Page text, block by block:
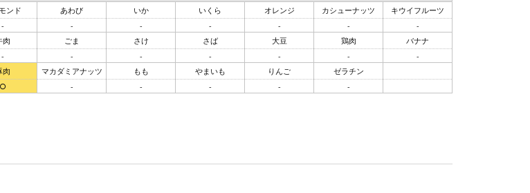
ンド あわび いか いくら オレンジ カシューナッツ
キウイフルーツ
-
- - - - -
-
肉
ごま さけ さば 大豆 鶏肉
バナナ
-
- - - - -
-
肉
マカダミアナッツ もも やまいも りんご
ゼラチン
○
- - - - -